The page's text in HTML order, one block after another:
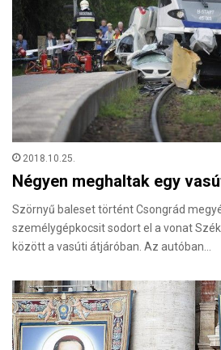
2018.10.25.
Négyen meghaltak egy
Szörnyű baleset történt Csongrád
személygépkocsit sodort el a vonat
között a vasúti átjáróban. Az autóban…